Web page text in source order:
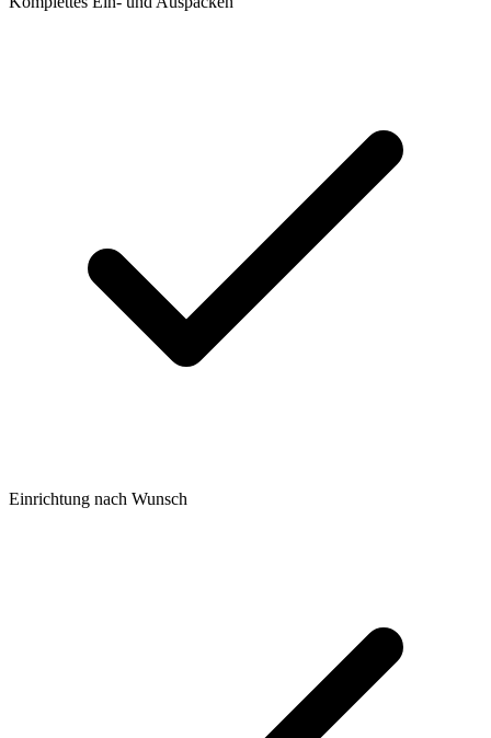
Einrichtung nach Wunsch